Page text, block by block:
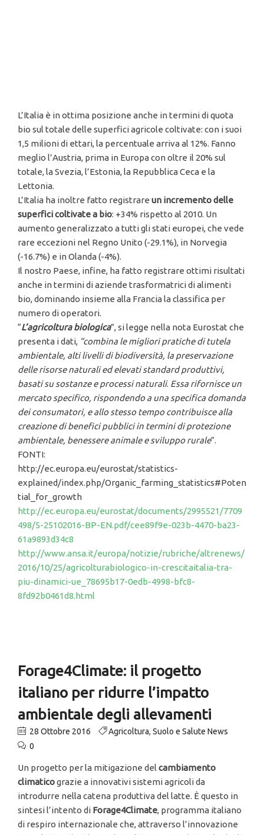
L’Italia è in ottima posizione anche in termini di quota
bio sul totale delle superfici agricole coltivate: con i suoi
1,5 milioni di ettari, la percentuale arriva al 12%. Fanno
meglio l’Austria, prima in Europa con oltre il 20% sul
totale, la Svezia, l’Estonia, la Repubblica Ceca e la
Lettonia.
L’Italia ha inoltre fatto registrare un incremento delle
superfici coltivate a bio: +34% rispetto al 2010. Un
aumento generalizzato a tutti gli stati europei, che vede
rare eccezioni nel Regno Unito (-29.1%), in Norvegia
(-16.7%) e in Olanda (-4%).
Il nostro Paese, infine, ha fatto registrare ottimi risultati
anche in termini di aziende trasformatrici di alimenti
bio, dominando insieme alla Francia la classifica per
numero di operatori.
“L’agricoltura biologica”, si legge nella nota Eurostat che
presenta i dati, “combina le migliori pratiche di tutela
ambientale, alti livelli di biodiversità, la preservazione
delle risorse naturali ed elevati standard produttivi,
basati su sostanze e processi naturali. Essa rifornisce un
mercato specifico, rispondendo a una specifica domanda
dei consumatori, e allo stesso tempo contribuisce alla
creazione di benefici pubblici in termini di protezione
ambientale, benessere animale e sviluppo rurale”.
FONTI:
http://ec.europa.eu/eurostat/statistics-
explained/index.php/Organic_farming_statistics#Poten
tial_for_growth
http://ec.europa.eu/eurostat/documents/2995521/7709
498/5-25102016-BP-EN.pdf/cee89f9e-023b-4470-ba23-
61a9893d34c8
http://www.ansa.it/europa/notizie/rubriche/altrenews/
2016/10/25/agricolturabiologico-in-crescitaitalia-tra-
piu-dinamici-ue_78695b17-0edb-4998-bfc8-
8fd92b0461d8.html
Forage4Climate: il progetto
italiano per ridurre l’impatto
ambientale degli allevamenti
28 Ottobre 2016 Agricoltura, Suolo e Salute News
0
Un progetto per la mitigazione del cambiamento
climaticograzie a innovativi sistemi agricoli da
introdurre nella catena produttiva del latte. È questo in
sintesi l’intento di Forage4Climate, programma italiano
di respiro internazionale che, attraverso l’innovazione